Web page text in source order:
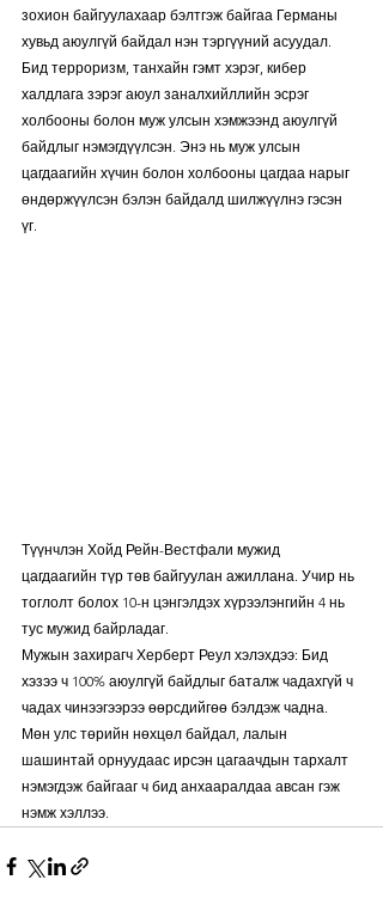
зохион байгуулахаар бэлтгэж байгаа Германы
хувьд аюулгүй байдал нэн тэргүүний асуудал.
Бид терроризм, танхайн гэмт хэрэг, кибер
халдлага зэрэг аюул заналхийллийн эсрэг
холбооны болон муж улсын хэмжээнд аюулгүй
байдлыг нэмэгдүүлсэн. Энэ нь муж улсын
цагдаагийн хүчин болон холбооны цагдаа нарыг
өндөржүүлсэн бэлэн байдалд шилжүүлнэ гэсэн
үг.
Түүнчлэн Хойд Рейн-Вестфали мужид
цагдаагийн түр төв байгуулан ажиллана. Учир нь
тоглолт болох 10-н цэнгэлдэх хүрээлэнгийн 4 нь
тус мужид байрладаг.
Мужын захирагч Херберт Реул хэлэхдээ: Бид
хэзээ ч 100% аюулгүй байдлыг баталж чадахгүй ч
чадах чинээгээрээ өөрсдийгөө бэлдэж чадна.
Мөн улс төрийн нөхцөл байдал, лалын
шашинтай орнуудаас ирсэн цагаачдын тархалт
нэмэгдэж байгааг ч бид анхааралдаа авсан гэж
нэмж хэллээ.